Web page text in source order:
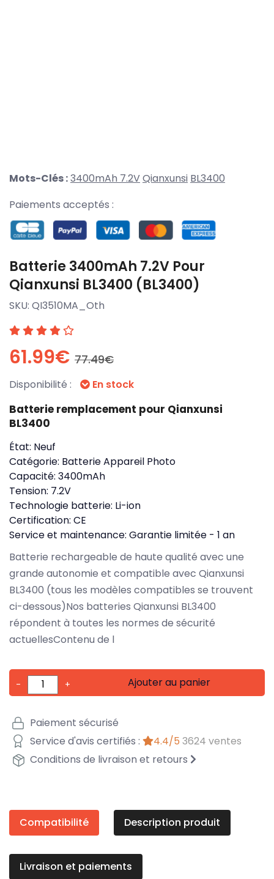
Mots-Clés :3400mAh 7.2VQianxunsi BL3400
Paiements acceptés :
Batterie 3400mAh 7.2V Pour
Qianxunsi BL3400 (BL3400)
SKU: QI3510MA_Oth
61.99€ 77.49€
Disponibilité : En stock
Batterie remplacement pour Qianxunsi
BL3400
État: Neuf
Catégorie: Batterie Appareil Photo
Capacité: 3400mAh
Tension: 7.2V
Technologie batterie: Li-ion
Certification: CE
Service et maintenance: Garantie limitée - 1 an
Batterie rechargeable de haute qualité avec une
grande autonomie et compatible avec Qianxunsi
BL3400 (tous les modèles compatibles se trouvent
ci-dessous)Nos batteries Qianxunsi BL3400
répondent à toutes les normes de sécurité
actuellesContenu de l
- + Ajouter au panier
Paiement sécurisé
Service d'avis certifiés :
4.4/5 3624 ventes
Conditions de livraison et retours
Compatibilité Description produit
Livraison et paiements